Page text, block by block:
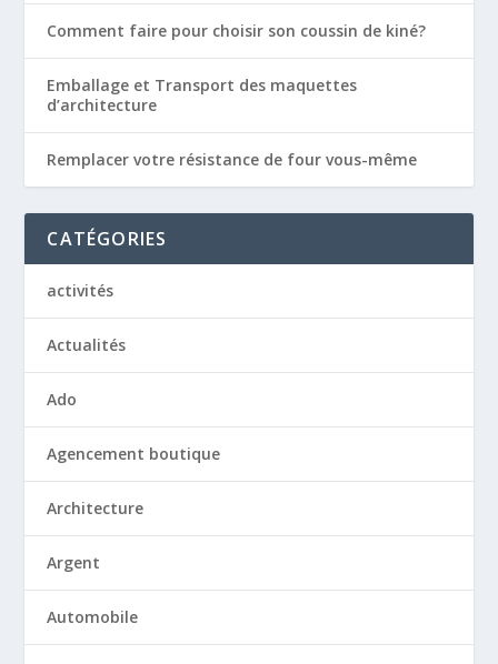
Comment faire pour choisir son coussin de kiné?
Emballage et Transport des maquettes
d’architecture
Remplacer votre résistance de four vous-même
CATÉGORIES
activités
Actualités
Ado
Agencement boutique
Architecture
Argent
Automobile